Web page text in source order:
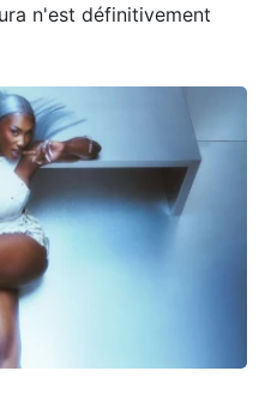
n'est définitivement